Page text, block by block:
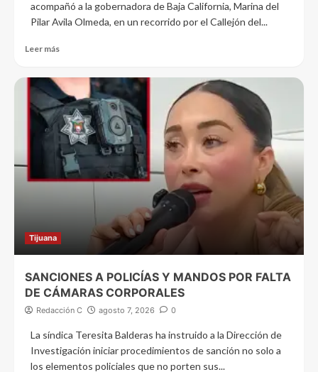
acompañó a la gobernadora de Baja California, Marina del
Pilar Avila Olmeda, en un recorrido por el Callejón del...
Leer más
Tijuana
SANCIONES A POLICÍAS Y MANDOS POR FALTA
DE CÁMARAS CORPORALES
Redacción C agosto 7, 2026 0
La síndica Teresita Balderas ha instruido a la Dirección de
Investigación iniciar procedimientos de sanción no solo a
los elementos policiales que no porten sus...